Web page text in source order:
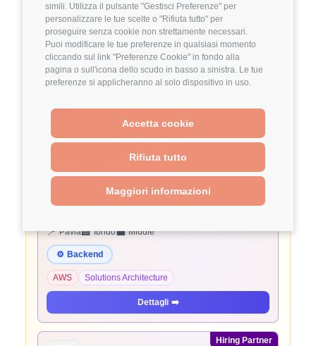
simili. Utilizza il pulsante "Gestisci Preferenze" per
personalizzare le tue scelte o "Rifiuta tutto" per
proseguire senza cookie non strettamente necessari.
Puoi modificare le tue preferenze in qualsiasi momento
cliccando sul link "Preferenze Cookie" in fondo alla
pagina o sull'icona dello scudo in basso a sinistra. Le tue
preferenze si applicheranno al solo dispositivo in uso.
Accetta cookie
Rifiuta tutto
Maggiori informazioni
⚙️ Backend
TypeScript Node.js
Dettagli ➡️
Technical Account Manager
3.9 FuffAnnuncio Score
💰 ~ 45.000€ - 45.000€ all'anno
📍 Pavia🏢 Ibrido💼 Middle
⚙️ Backend
AWS Solutions Architecture
Dettagli ➡️
Hiring Partner